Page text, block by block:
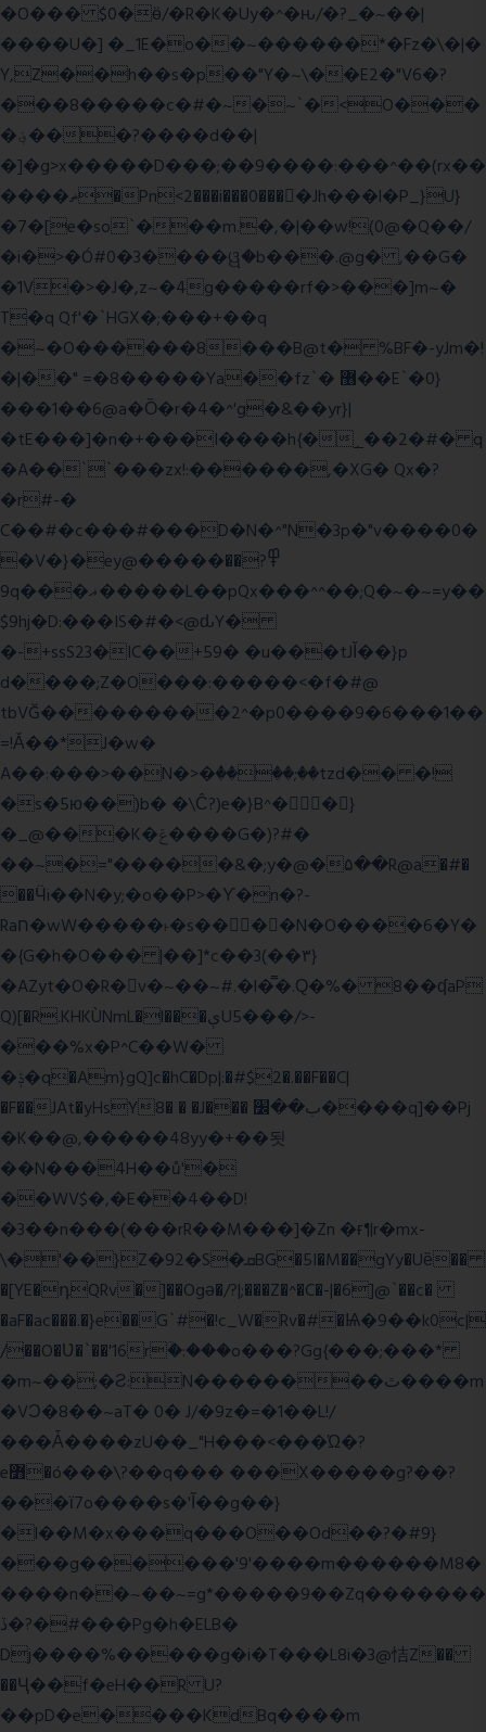
�O��� $0�ӫ/�R�K�Uy�^�ԋ/�?_�~��|
����U�] �_1E�o��~������*�Fz�\�|�
Y,Z��h��s�p��"Y�~\��E2�"V6�?
���8�����c�#�~�~`�<O���
�؋���?����d��|
�]�g>x�����D���;��9����:���^��(rx��
����ޡ�Pn<2���i���0���𩆿�Jh���l�P_}U}
�7�[e�so`���m.�,�|��w!(0@�Q��/
�i�>�Ó#0�3����ୱ�b���.@g� ,��G�
�1V�>�J�,z~�4g�����rf�>���]m~�
T�q Qf'�`HGX�;���+��q
�~�O������8���B@t� %BF�-yJm�!
�|��" =�8�����Ya��fz`� ޶��E`�0}
���1��6@a�Ȍ�r�4�^'g�&��yr}|
�tE���]�n�+���I����h{�_̣��2�#� q
�A��``���zx!:������,�XG� Qx�?
�r#-�
C��#�c���#���D�N�^"N�3p�"v����0�
�V�}�ey@�����߾?��
9q���ޣ�����L��pQx���^^��;Q�~�~=y��
$9hj�D:���IS�#�<@ԃY�
�-+ssS23�IC��+59� �u���tJǏ��}p
d����;Z�O���:�����<�f�#@
tbVĞ���������2^�p0����9�6���1��
=!Ǎ��*J�w�
A��:���>��N�>�ٝ����;��tzd�� �!
�s�5ю��)b� �\Ĉ?)e�}B^��}
�_@���K�ݝ����G�)?#�
��~�="�����&�;y�@�۵��R@a�#�
��Ӵi��N�y;�o��P>�ϒ�n�?­
Raח�wW�����˫�s����N�O����6�Y�
�{G�h�O��� |��]*c��3(��٣}
�AZyt�O�R�v�~��~#.�l�̿�.Ԛ�%� 8��ʠaP
Q)[�R.KHKÙNmL�l���ېU5���/>-
���%x�P^C��W�
�ݙ�q�Am}gQ]c�hC�Dp|:�#$2�.��F��C|
�F��JAt�yHsY8� � �J��� ب��׼����q]��Pj
�K��@,�����48yy�+��됫
��N���4H��ů'�
��WV$�,�E��4��D!
�3��n���(���rR��M���]�Zn �ғ¶r�mx-
\�'��}Z�92�S�ܩBG�5I�M��gYy�Uȅ��
�[YE�դQRv�]��Ogə�/?|;���Z�^�C�-|�6]@`��c�
�aF�ac���.�}e��G`#�!c_W�Rv�#�Ѩ�9��k0c|
/��O�Ʋ�`��'16rؒ�:���o���?Gg{���;���*
�m~��;�Ƨ:N��������ٿ����m
�VϽ�8��~aT� 0� J/�9z�=�1��L!/
���Ǡ����zU��_"H���<���Ώ�?
e߻�ó���\?��q��� ���X�����g?��?
���ϊ7o����s�'Ĩ��g��}
�l��M�x���q���O��Od��?�#9}
���g������'9'����m������M8�
����n��~��~=g*�����9��Zq�������
ڏ�?�#���Pg�h�ELB�
Dj����%�����g�i�T���L8i�3@恄Z��
��Ҷ��f�eH��R U?
��pD�e����KdBq����m